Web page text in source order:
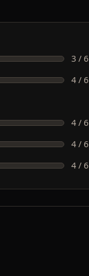
3 / 6
4 / 6
4 / 6
4 / 6
4 / 6